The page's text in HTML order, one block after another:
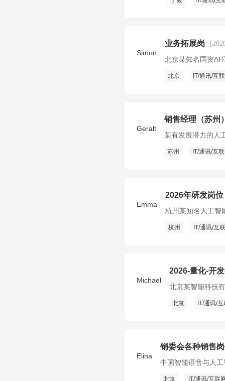
Simon
业务拓展岗
北京某知名国资AI
北京 IT/通讯/互
Geralt
销售经理（苏州
某有发展潜力的人
苏州 IT/通讯/互
Emma
2026年研发岗位
杭州某知名人工智
杭州 IT/通讯/互
Michael
2026-量化-开
北京某智能科技
北京 IT/通讯/
Elina
销委会各种销售
中国智能语音与人
北京 IT/通讯/互联